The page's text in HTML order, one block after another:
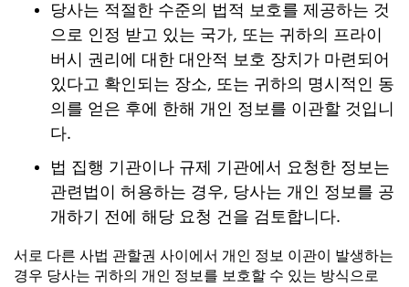
당사는 적절한 수준의 법적 보호를 제공하는 것
으로 인정 받고 있는 국가, 또는 귀하의 프라이
버시 권리에 대한 대안적 보호 장치가 마련되어
있다고 확인되는 장소, 또는 귀하의 명시적인 동
의를 얻은 후에 한해 개인 정보를 이관할 것입니
다.
법 집행 기관이나 규제 기관에서 요청한 정보는
관련법이 허용하는 경우, 당사는 개인 정보를 공
개하기 전에 해당 요청 건을 검토합니다.
서로 다른 사법 관할권 사이에서 개인 정보 이관이 발생하는
경우 당사는 귀하의 개인 정보를 보호할 수 있는 방식으로